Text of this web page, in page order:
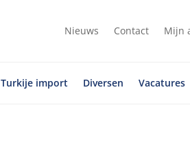
Nieuws Contact Mijn
Turkije import Diversen Vacatures